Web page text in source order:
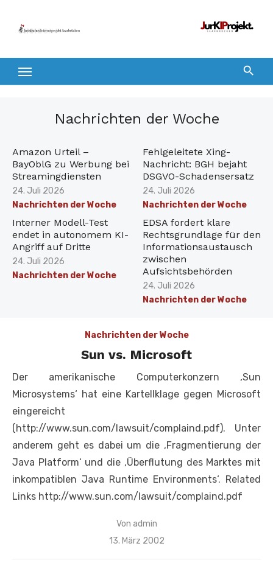
Inhalt
Nachrichten der Woche
Amazon Urteil –
BayOblG zu Werbung bei
Streamingdiensten
Veröffentlicht
am
24. Juli 2026
Nachrichten der Woche
Fehlgeleitete Xing-
Nachricht: BGH bejaht
DSGVO-Schadensersatz
Veröffentlicht
am
24. Juli 2026
Nachrichten der Woche
Interner Modell-Test
endet in autonomem KI-
Angriff auf Dritte
Veröffentlicht
am
24. Juli 2026
Nachrichten der Woche
EDSA fordert klare
Rechtsgrundlage für den
Informationsaustausch
zwischen
Aufsichtsbehörden
Veröffentlicht
am
24. Juli 2026
Nachrichten der Woche
Nachrichten der Woche
Sun vs. Microsoft
Der amerikanische Computerkonzern ‚Sun
Microsystems‘ hat eine Kartellklage gegen Microsoft
eingereicht
(http://www.sun.com/lawsuit/complaind.pdf). Unter
anderem geht es dabei um die ‚Fragmentierung der
Java Platform‘ und die ‚Überflutung des Marktes mit
inkompatiblen Java Runtime Environments‘. Related
Links http://www.sun.com/lawsuit/complaind.pdf
Von admin
Veröffentlicht
13. März 2002